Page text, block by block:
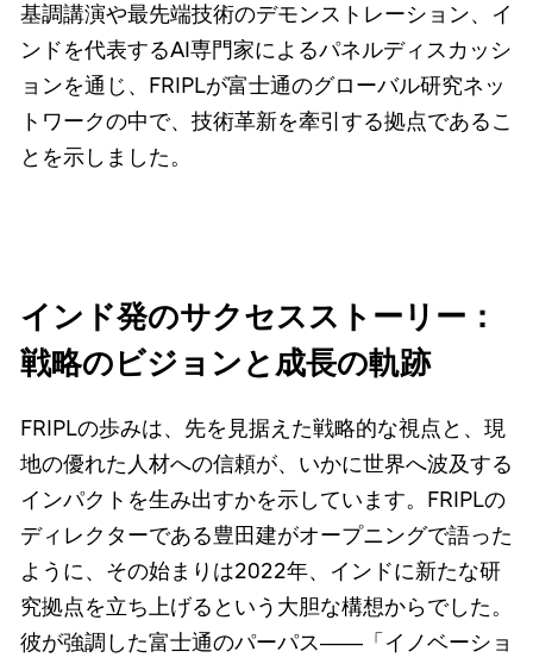
基調講演や最先端技術のデモンストレーション、イ
ンドを代表するAI専門家によるパネルディスカッシ
ョンを通じ、FRIPLが富士通のグローバル研究ネッ
トワークの中で、技術革新を牽引する拠点であるこ
とを示しました。
インド発のサクセスストーリー：
戦略のビジョンと成長の軌跡
FRIPLの歩みは、先を見据えた戦略的な視点と、現
地の優れた人材への信頼が、いかに世界へ波及する
インパクトを生み出すかを示しています。FRIPLの
ディレクターである豊田建がオープニングで語った
ように、その始まりは2022年、インドに新たな研
究拠点を立ち上げるという大胆な構想からでした。
彼が強調した富士通のパーパス――「イノベーショ